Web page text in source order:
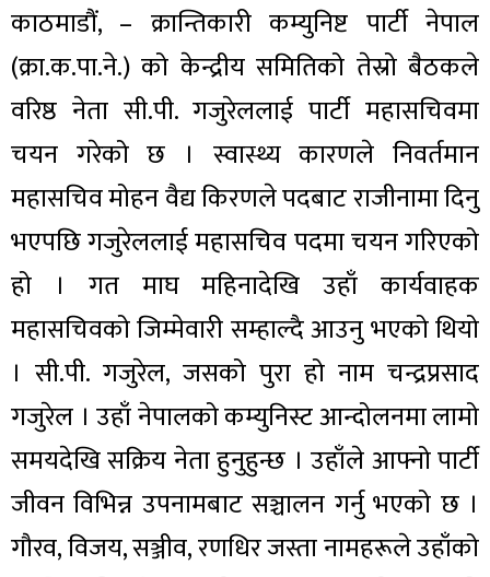
काठमाडौं, – क्रान्तिकारी कम्युनिष्ट पार्टी नेपाल
(क्रा.क.पा.ने.) को केन्द्रीय समितिको तेस्रो बैठकले
वरिष्ठ नेता सी.पी. गजुरेललाई पार्टी महासचिवमा
चयन गरेको छ । स्वास्थ्य कारणले निवर्तमान
महासचिव मोहन वैद्य किरणले पदबाट राजीनामा दिनु
भएपछि गजुरेललाई महासचिव पदमा चयन गरिएको
हो । गत माघ महिनादेखि उहाँ कार्यवाहक
महासचिवको जिम्मेवारी सम्हाल्दै आउनु भएको थियो
। सी.पी. गजुरेल, जसको पुरा हो नाम चन्द्रप्रसाद
गजुरेल । उहाँ नेपालको कम्युनिस्ट आन्दोलनमा लामो
समयदेखि सक्रिय नेता हुनुहुन्छ । उहाँले आफ्नो पार्टी
जीवन विभिन्न उपनामबाट सञ्चालन गर्नु भएको छ ।
गौरव, विजय, सञ्जीव, रणधिर जस्ता नामहरूले उहाँको